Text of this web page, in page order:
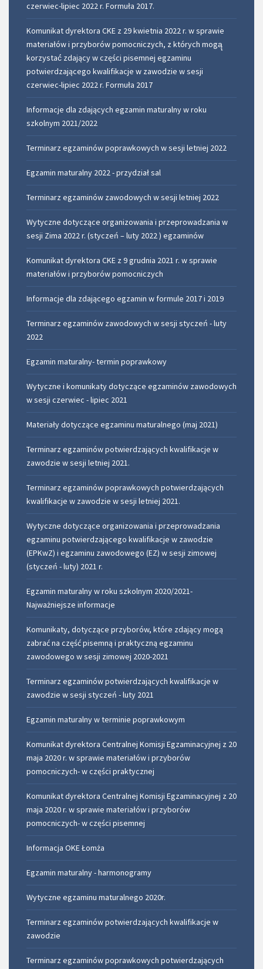
czerwiec-lipiec 2022 r. Formuła 2017.
Komunikat dyrektora CKE z 29 kwietnia 2022 r. w sprawie
materiałów i przyborów pomocniczych, z których mogą̨
korzystać́ zdający w części pisemnej egzaminu
potwierdzającego kwalifikacje w zawodzie w sesji
czerwiec-lipiec 2022 r. Formuła 2017
Informacje dla zdających egzamin maturalny w roku
szkolnym 2021/2022
Terminarz egzaminów poprawkowych w sesji letniej 2022
Egzamin maturalny 2022 - przydział sal
Terminarz egzaminów zawodowych w sesji letniej 2022
Wytyczne dotyczące organizowania i przeprowadzania w
sesji Zima 2022 r. (styczeń – luty 2022 ) egzaminów
Komunikat dyrektora CKE z 9 grudnia 2021 r. w sprawie
materiałów i przyborów pomocniczych
Informacje dla zdającego egzamin w formule 2017 i 2019
Terminarz egzaminów zawodowych w sesji styczeń - luty
2022
Egzamin maturalny- termin poprawkowy
Wytyczne i komunikaty dotyczące egzaminów zawodowych
w sesji czerwiec - lipiec 2021
Materiały dotyczące egzaminu maturalnego (maj 2021)
Terminarz egzaminów potwierdzających kwalifikacje w
zawodzie w sesji letniej 2021.
Terminarz egzaminów poprawkowych potwierdzających
kwalifikacje w zawodzie w sesji letniej 2021.
Wytyczne dotyczące organizowania i przeprowadzania
egzaminu potwierdzającego kwalifikacje w zawodzie
(EPKwZ) i egzaminu zawodowego (EZ) w sesji zimowej
(styczeń - luty) 2021 r.
Egzamin maturalny w roku szkolnym 2020/2021-
Najważniejsze informacje
Komunikaty, dotyczące przyborów, które zdający mogą
zabrać na część pisemną i praktyczną egzaminu
zawodowego w sesji zimowej 2020-2021
Terminarz egzaminów potwierdzających kwalifikacje w
zawodzie w sesji styczeń - luty 2021
Egzamin maturalny w terminie poprawkowym
Komunikat dyrektora Centralnej Komisji Egzaminacyjnej z 20
maja 2020 r. w sprawie materiałów i przyborów
pomocniczych- w części praktycznej
Komunikat dyrektora Centralnej Komisji Egzaminacyjnej z 20
maja 2020 r. w sprawie materiałów i przyborów
pomocniczych- w części pisemnej
Informacja OKE Łomża
Egzamin maturalny - harmonogramy
Wytyczne egzaminu maturalnego 2020r.
Terminarz egzaminów potwierdzających kwalifikacje w
zawodzie
Terminarz egzaminów poprawkowych potwierdzających